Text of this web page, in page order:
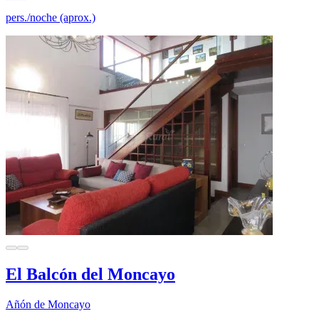
pers./noche (aprox.)
El Balcón del Moncayo
Añón de Moncayo